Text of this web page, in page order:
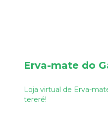
Erva-mate do
Loja virtual de Erva-
tereré!